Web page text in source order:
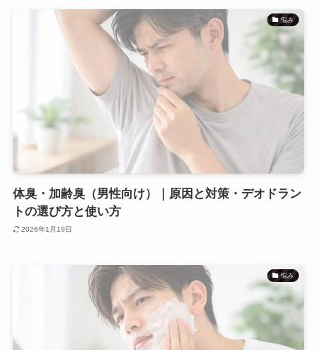
悩み
体臭・加齢臭（男性向け）｜原因と対策・デオドラン
トの選び方と使い方
2026年1月19日
悩み